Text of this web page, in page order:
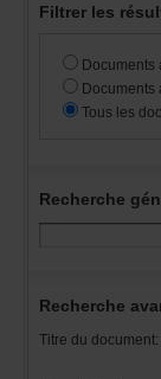
Titredudocument: